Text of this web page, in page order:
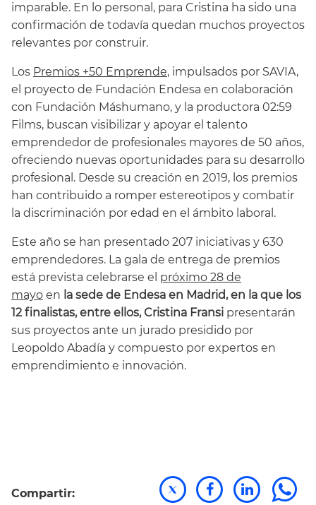
imparable. En lo personal, para Cristina ha sido una
confirmación de todavía quedan muchos proyectos
relevantes por construir.
Los Premios +50 Emprende, impulsados por SAVIA,
el proyecto de Fundación Endesa en colaboración
con Fundación Máshumano, y la productora 02:59
Films, buscan visibilizar y apoyar el talento
emprendedor de profesionales mayores de 50 años,
ofreciendo nuevas oportunidades para su desarrollo
profesional. Desde su creación en 2019, los premios
han contribuido a romper estereotipos y combatir
la discriminación por edad en el ámbito laboral.
Este año se han presentado 207 iniciativas y 630
emprendedores. La gala de entrega de premios
está prevista celebrarse el próximo 28 de
mayo en la sede de Endesa en Madrid, en la que los
12 finalistas, entre ellos, Cristina Fransi presentarán
sus proyectos ante un jurado presidido por
Leopoldo Abadía y compuesto por expertos en
emprendimiento e innovación.
Compartir: